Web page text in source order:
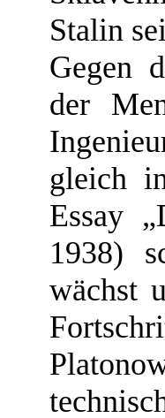
Stalin
Gegen
der
gleich
Essay
1938)
wächst